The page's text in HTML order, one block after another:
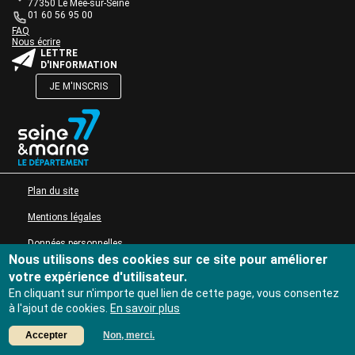
Actions culturelles
Desserte documentaire
Accompagnement au quotidien
Accompagnement de projets
Ressources
Veille professionnelle
Fiches pratiques
Publications
de
texte
77350 Le Mée-sur-Seine
01 60 56 95 00
Bloc
de
texte
Une question ?
FAQ
Nous écrire
Bloc
de
LETTRE
D'INFORMATION
JE M'INSCRIS
texte
MENU PIED DE PAGE
Plan du site
Mentions légales
Données personnelles
Accessibilité : non conforme
Nous utilisons des cookies sur ce site pour améliorer
votre expérience d'utilisateur.
En cliquant sur n'importe quel lien de cette page, vous consentez
à l'ajout de cookies. En savoir plus
Accepter Non, merci.